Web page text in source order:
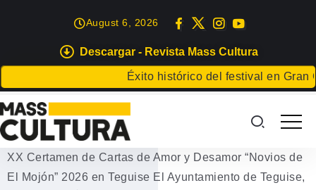
Descargar - Revista Mass Cultura
Éxito histórico del festival en Gran Canaria
August 6, 2026
EVENTOS
Certamen de Cartas de Amor y
Desamor Teguise 2026
XX Certamen de Cartas de Amor y Desamor “Novios de
El Mojón” 2026 en Teguise El Ayuntamiento de Teguise,